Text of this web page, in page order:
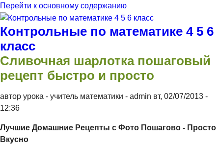
Перейти к основному содержанию
Контрольные по математике 4 5 6
класс
Сливочная шарлотка пошаговый
рецепт быстро и просто
автор урока - учитель математики - admin вт, 02/07/2013 -
12:36
Лучшие Домашние Рецепты с Фото Пошагово - Просто
Вкусно